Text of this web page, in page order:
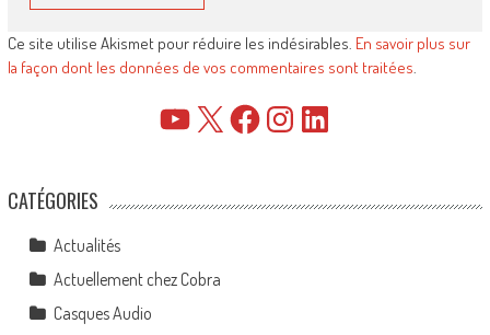
Ce site utilise Akismet pour réduire les indésirables. En savoir plus sur
la façon dont les données de vos commentaires sont traitées.
YouTube FacebookInstagramLinkedIn
CATÉGORIES
Actualités
Actuellement chez Cobra
Casques Audio